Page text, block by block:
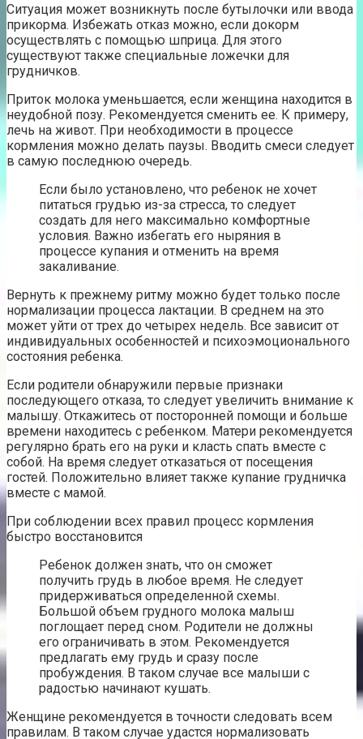
Ситуация может возникнуть после бутылочки или ввода
прикорма. Избежать отказ можно, если докорм
осуществлять с помощью шприца. Для этого
существуют также специальные ложечки для
грудничков.
Приток молока уменьшается, если женщина находится в
неудобной позу. Рекомендуется сменить ее. К примеру,
лечь на живот. При необходимости в процессе
кормления можно делать паузы. Вводить смеси следует
в самую последнюю очередь.
Если было установлено, что ребенок не хочет
питаться грудью из-за стресса, то следует
создать для него максимально комфортные
условия. Важно избегать его ныряния в
процессе купания и отменить на время
закаливание.
Вернуть к прежнему ритму можно будет только после
нормализации процесса лактации. В среднем на это
может уйти от трех до четырех недель. Все зависит от
индивидуальных особенностей и психоэмоционального
состояния ребенка.
Если родители обнаружили первые признаки
последующего отказа, то следует увеличить внимание к
малышу. Откажитесь от посторонней помощи и больше
времени находитесь с ребенком. Матери рекомендуется
регулярно брать его на руки и класть спать вместе с
собой. На время следует отказаться от посещения
гостей. Положительно влияет также купание грудничка
вместе с мамой.
При соблюдении всех правил процесс кормления
быстро восстановится
Ребенок должен знать, что он сможет
получить грудь в любое время. Не следует
придерживаться определенной схемы.
Большой объем грудного молока малыш
поглощает перед сном. Родители не должны
его ограничивать в этом. Рекомендуется
предлагать ему грудь и сразу после
пробуждения. В таком случае все малыши с
радостью начинают кушать.
Женщине рекомендуется в точности следовать всем
правилам. В таком случае удастся нормализовать